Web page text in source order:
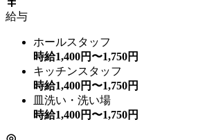
給与
ホールスタッフ
時給1,400円〜1,750円
キッチンスタッフ
時給1,400円〜1,750円
皿洗い・洗い場
時給1,400円〜1,750円